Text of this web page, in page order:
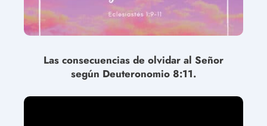
Las consecuencias de olvidar al Señor
según Deuteronomio 8:11.